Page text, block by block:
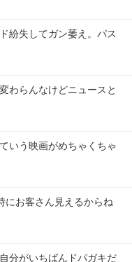
紛失してガン萎え。パス
わらんなけどニュースと
いう映画がめちゃくちゃ
にお客さん見えるからね
分がいちばんドパガキだ